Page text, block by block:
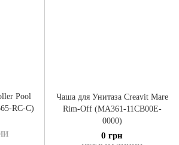
Pool
RC-C)
Чаша для Унитаза Creavit Mare
Rim-Off (MA361-11CB00E-
0000)
0 грн